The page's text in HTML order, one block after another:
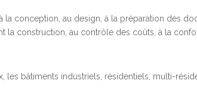
la conception, au design, à la préparation des
la construction, au contrôle des coûts, à la
bâtiments industriels, résidentiels, multi-